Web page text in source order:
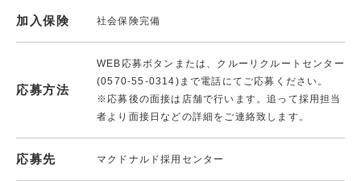
加入保険 社会保険完備
応募方法
WEB応募ボタンまたは、クルーリクルートセンター
(0570-55-0314)まで電話にてご応募ください。
※応募後の面接は店舗で行います。追って採用担当
者より面接日などの詳細をご連絡致します。
応募先 マクドナルド採用センター